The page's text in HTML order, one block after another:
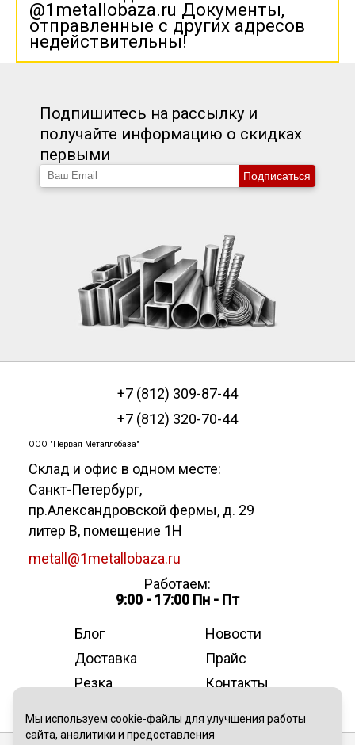
@1metallobaza.ru Документы,
отправленные с других адресов
недействительны!
Подпишитесь на рассылку и
получайте информацию о скидках
первыми
Подписаться
+7 (812) 309-87-44
+7 (812) 320-70-44
ООО "Первая Металлобаза"
Склад и офис в одном месте:
Санкт-Петербург,
пр.Александровской фермы, д. 29
литер В, помещение 1Н
metall@1metallobaza.ru
Работаем:
9:00 - 17:00 Пн - Пт
Блог
Новости
Доставка
Прайс
Резка
Контакты
Мы используем cookie-файлы для улучшения работы
сайта, аналитики и предоставления